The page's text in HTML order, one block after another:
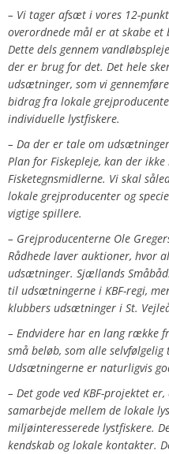
– Vi tager afsæt i vores 12-
overordnede mål er at skabe et
Dette dels gennem
der er brug for det. Det hele
udsætninger, som vi
bidrag fra lokale
individuelle lystfiskere.
– Da der er tale om
Plan for Fiskepleje, kan der ikke
Fisketegnsmidlerne. Vi skal
lokale grejproducenter og
vigtige spillere.
– Grejproducenterne Ole
Rådhede laver auktioner, hvor
udsætninger. Sjællands
til udsætningerne i KBF-regi,
klubbers udsætninger i St.
– Endvidere har en lang række
små beløb, som alle
Udsætningerne er naturligvis
– Det gode ved KBF-projektet
samarbejde mellem de lokale
miljøinteresserede lystfiskere.
kendskab og lokale kontakter.